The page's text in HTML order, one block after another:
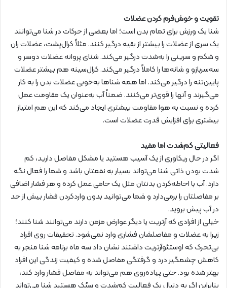
تقویت و خوش‌فرم کردن عضلات
شنا یک ورزش برای تمام بدن است؛ اما بعضی از حرکات در شنا می‌توانند
یک سری از عضلات را بیشتر از بقیه درگیر کنند. مثلاً کرال‌پشت، عضلات ران
و شکم و سرینی را به‌شدت درگیر می‌کند. شنای پروانه عضلات دوسر و
سه‌سربازو و شانه‌ها را کاملاً درگیر می‌کند. کرال‌سینه هم بیشتر عضلات
پایین‌تنه را درگیر می‌کند. اما همه شناها به‌خوبی عضلات بدن را به کار
می‌گیرند و آنها را قوی‌تر می‌کنند. ضمناً آب به‌عنوان یک مقاومت عمل
کرده و نسبت به هوا مقاومت بیشتری ایجاد می‌کند که این هم امتیاز
بیشتری برای افزایش قدرت عضلات است.
فعالیتی کم‌شدت اما مفید
اگر در حال ریکاوری از یک آسیب هستید یا مشکل مفاصل دارید، کم
شدت بودن ذاتی شنا می‌تواند بسیار به نفعتان باشد و شما را فعال نگه
دارد. آب با احاطه‌کردن بدنتان مثل یک حامی عمل کرده و هر فشار اضافی
بر مفاصلتان را برمی‌دارد و شما می‌توانید بدون واردکردن فشار بیش از حد
در آب پیش بروید.
خیلی از افرادی که آرتریت یا دیگر عوارض مزمن دارند می‌توانند شنا کنند؛
زیرا به عضلات و مفاصلشان فشاری وارد نمی‌شود. تحقیقات روی افراد
بی‌تحرک که اوستئوآرتریت داشتند نشان داد سه ماه برنامه شنا منجر به
کاهش چشمگیر درد و گرفتگی مفاصل شده و کیفیت زندگی این افراد
بهتر شده بود. حتی پیاده‌روی هم می‌تواند به مفاصل فشار وارد کند،
بنابراین اگر به دنبال یک فعالیت کم‌شدت و سبُک هستید شنا می‌تواند